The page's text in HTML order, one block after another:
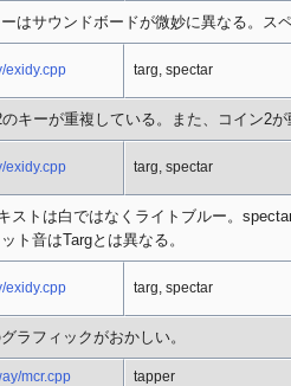
はサウンドボードが微妙に異なる。ス
exidy.cpp targ, spectar
キーが重複している。また、コイン2
exidy.cpp targ, spectar
ストは白ではなくライトブルー。
ト音はTargとは異なる。
exidy.cpp targ, spectar
ラフィックがおかしい。
mcr.cpp tapper